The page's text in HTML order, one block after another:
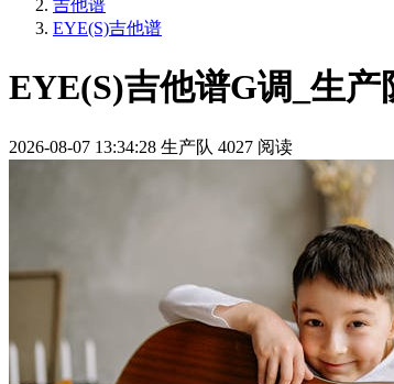
吉他谱
EYE(S)吉他谱
EYE(S)吉他谱G调_生
2026-08-07 13:34:28 生产队 4027 阅读